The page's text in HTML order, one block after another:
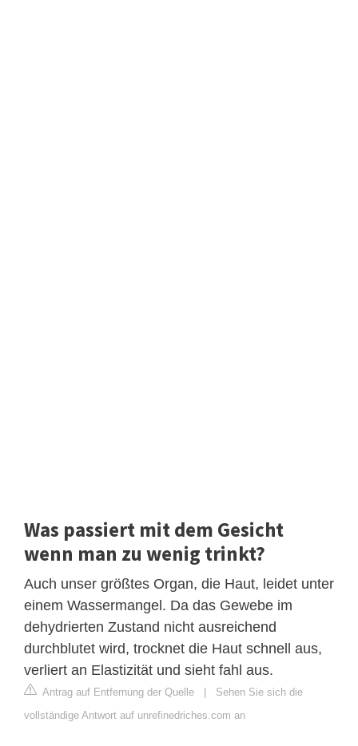
Was passiert mit dem Gesicht
wenn man zu wenig trinkt?
Auch unser größtes Organ, die Haut, leidet unter
einem Wassermangel. Da das Gewebe im
dehydrierten Zustand nicht ausreichend
durchblutet wird, trocknet die Haut schnell aus,
verliert an Elastizität und sieht fahl aus.
Antrag auf Entfernung der Quelle | Sehen Sie sich die
vollständige Antwort auf unrefinedriches.com an